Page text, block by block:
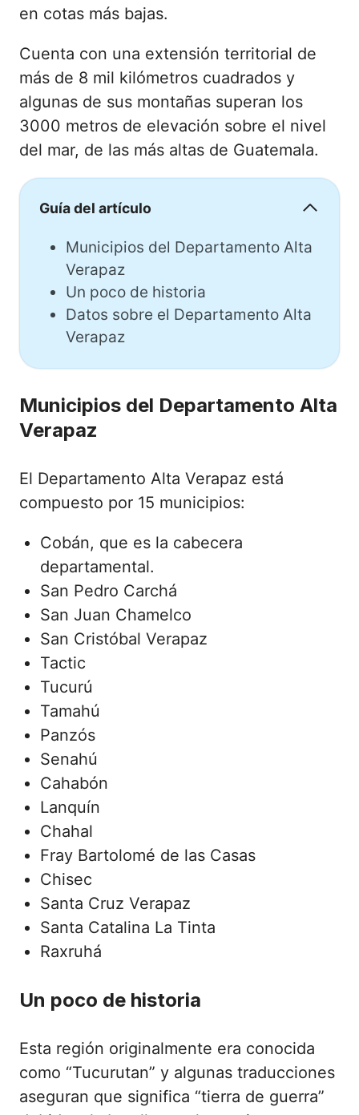
en cotas más bajas.
Cuenta con una extensión territorial de
más de 8 mil kilómetros cuadrados y
algunas de sus montañas superan los
3000 metros de elevación sobre el nivel
del mar, de las más altas de Guatemala.
Guía del artículo
Municipios del Departamento Alta
Verapaz
Un poco de historia
Datos sobre el Departamento Alta
Verapaz
Municipios del Departamento Alta
Verapaz
El Departamento Alta Verapaz está
compuesto por 15 municipios:
Cobán, que es la cabecera
departamental.
San Pedro Carchá
San Juan Chamelco
San Cristóbal Verapaz
Tactic
Tucurú
Tamahú
Panzós
Senahú
Cahabón
Lanquín
Chahal
Fray Bartolomé de las Casas
Chisec
Santa Cruz Verapaz
Santa Catalina La Tinta
Raxruhá
Un poco de historia
Esta región originalmente era conocida
como “Tucurutan” y algunas traducciones
aseguran que significa “tierra de guerra”